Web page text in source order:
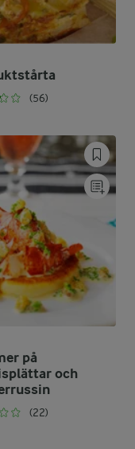
(56)
på
och
(22)